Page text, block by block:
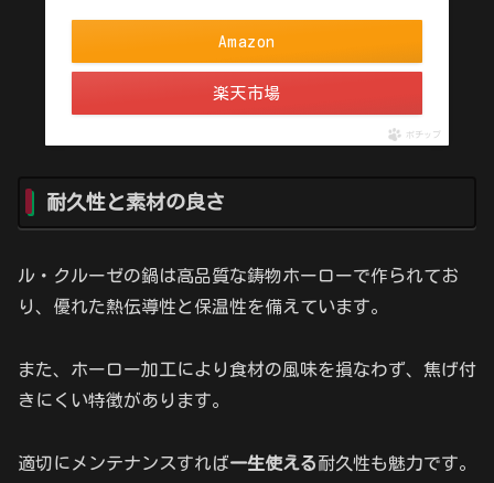
Amazon
楽天市場
ポチップ
耐久性と素材の良さ
ル・クルーゼの鍋は高品質な鋳物ホーローで作られてお
り、優れた熱伝導性と保温性を備えています。
また、ホーロー加工により食材の風味を損なわず、焦げ付
きにくい特徴があります。
適切にメンテナンスすれば一生使える耐久性も魅力です。